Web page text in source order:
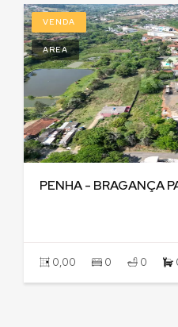
VENDA
AREA
PENHA - BRAGANÇA
0,00 0 0